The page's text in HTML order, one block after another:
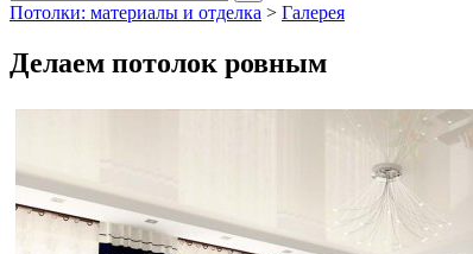
Потолки: материалы и отделка > Галерея
Делаем потолок ровным